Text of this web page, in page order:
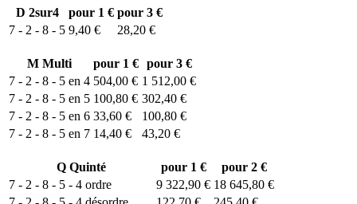
D 2sur4 pour 1 € pour 3 €
7 - 2 - 8 - 5 9,40 € 28,20 €
M Multi pour 1 € pour 3 €
7 - 2 - 8 - 5 en 4 504,00 € 1 512,00 €
7 - 2 - 8 - 5 en 5 100,80 € 302,40 €
7 - 2 - 8 - 5 en 6 33,60 €
100,80 €
7 - 2 - 8 - 5 en 7 14,40 € 43,20 €
QQuinté pour 1 €
pour 2 €
7 - 2 - 8 - 5 - 4 ordre 9 322,90 € 18 645,80 €